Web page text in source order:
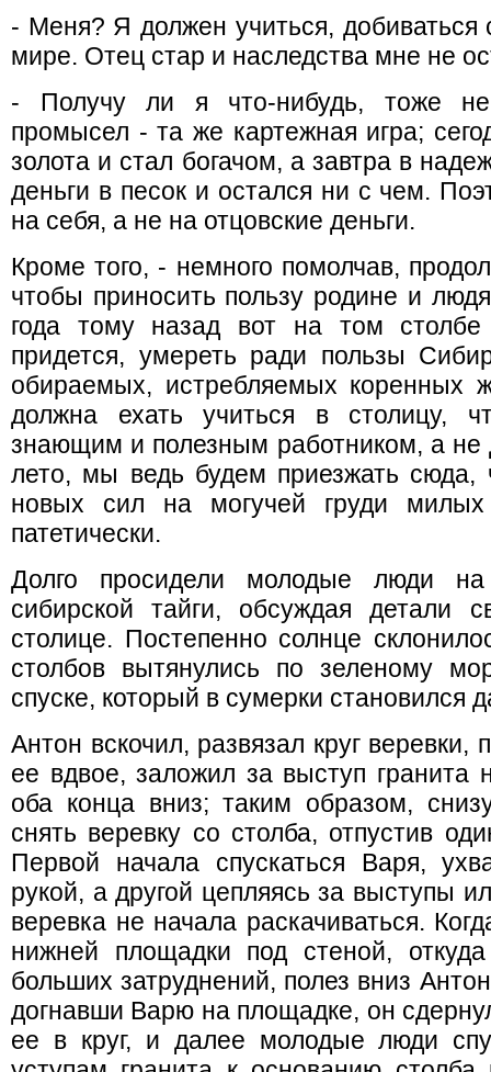
- Меня? Я должен учиться, добиваться
мире. Отец стар и наследства мне не
- Получу ли я что-нибудь, тоже
промысел - та же картежная игра;
золота и стал богачом, а завтра в
деньги в песок и остался ни с чем.
на себя, а не на отцовские деньги.
Кроме того, - немного помолчав,
чтобы приносить пользу родине и
года тому назад вот на том
придется, умереть ради пользы
обираемых, истребляемых коренных
должна ехать учиться в столицу,
знающим и полезным работником, а
лето, мы ведь будем приезжать сюда,
новых сил на могучей груди
патетически.
Долго просидели молодые люди
сибирской тайги, обсуждая детали
столице. Постепенно солнце
столбов вытянулись по зеленому
спуске, который в сумерки становился
Антон вскочил, развязал круг
ее вдвое, заложил за выступ гранита
оба конца вниз; таким образом,
снять веревку со столба, отпустив
Первой начала спускаться Варя,
рукой, а другой цепляясь за выступы
веревка не начала раскачиваться.
нижней площадки под стеной,
больших затруднений, полез вниз
догнавши Варю на площадке, он
ее в круг, и далее молодые люди